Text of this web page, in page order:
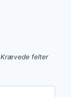
Krævede felter